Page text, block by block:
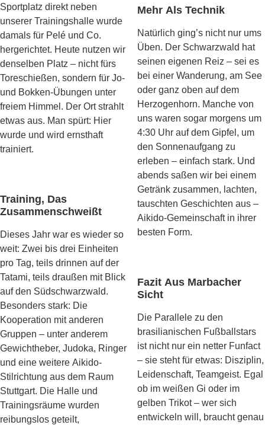
Sportplatz direkt neben
unserer Trainingshalle wurde
damals für Pelé und Co.
hergerichtet. Heute nutzen wir
denselben Platz – nicht fürs
Toreschießen, sondern für Jo-
und Bokken-Übungen unter
freiem Himmel. Der Ort strahlt
etwas aus. Man spürt: Hier
wurde und wird ernsthaft
trainiert.
Training, Das
Zusammenschweißt
Dieses Jahr war es wieder so
weit: Zwei bis drei Einheiten
pro Tag, teils drinnen auf der
Tatami, teils draußen mit Blick
auf den Südschwarzwald.
Besonders stark: Die
Kooperation mit anderen
Gruppen – unter anderem
Gewichtheber, Judoka, Ringer
und eine weitere Aikido-
Stilrichtung aus dem Raum
Stuttgart. Die Halle und
Trainingsräume wurden
reibungslos geteilt,
Mehr Als Technik
Natürlich ging’s nicht nur ums
Üben. Der Schwarzwald hat
seinen eigenen Reiz – sei es
bei einer Wanderung, am See
oder ganz oben auf dem
Herzogenhorn. Manche von
uns waren sogar morgens um
4:30 Uhr auf dem Gipfel, um
den Sonnenaufgang zu
erleben – einfach stark. Und
abends saßen wir bei einem
Getränk zusammen, lachten,
tauschten Geschichten aus –
Aikido-Gemeinschaft in ihrer
besten Form.
Fazit Aus Marbacher
Sicht
Die Parallele zu den
brasilianischen Fußballstars
ist nicht nur ein netter Funfact
– sie steht für etwas: Disziplin,
Leidenschaft, Teamgeist. Egal
ob im weißen Gi oder im
gelben Trikot – wer sich
entwickeln will, braucht genau